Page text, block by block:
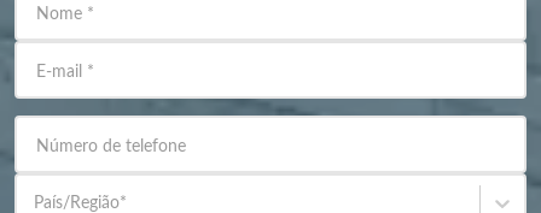
Nome *
E-mail *
Número de telefone
País/Região*